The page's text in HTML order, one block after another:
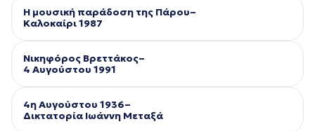
Η μουσική παράδοση της Πάρου–
Kαλοκαίρι 1987
Νικηφόρος Βρεττάκος–
4 Αυγούστου 1991
4η Αυγούστου 1936–
Δικτατορία Ιωάννη Μεταξά